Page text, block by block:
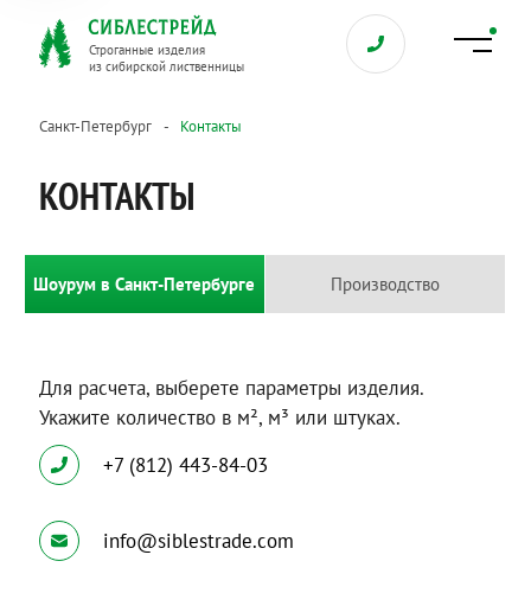
Строганные изделия
из сибирской лиственницы
Санкт-Петербург Контакты
КОНТАКТЫ
Шоурум в Санкт-Петербурге Производство
Для расчета, выберете параметры изделия.
Укажите количество в м², м³ или штуках.
+7 (812) 443-84-03
info@siblestrade.com